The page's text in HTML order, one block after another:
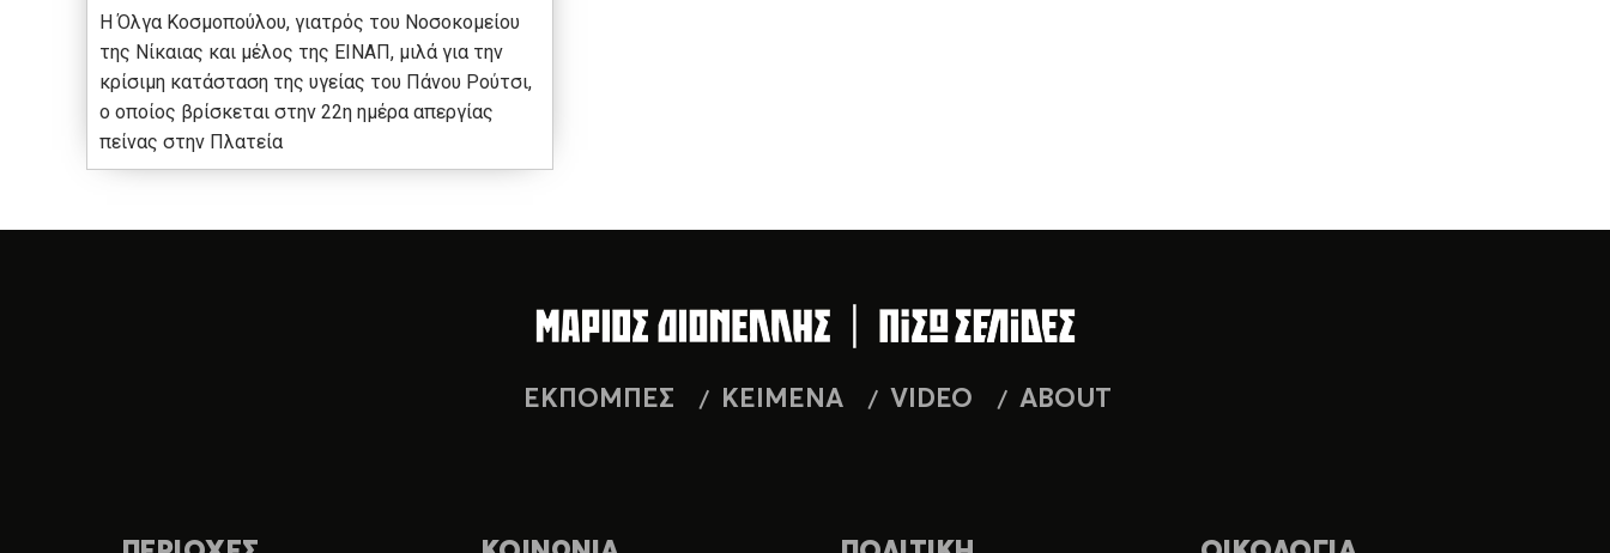
Η Όλγα Κοσμοπούλου, γιατρός του Νοσοκομείου
της Νίκαιας και μέλος της ΕΙΝΑΠ, μιλά για την
κρίσιμη κατάσταση της υγείας του Πάνου Ρούτσι,
ο οποίος βρίσκεται στην 22η ημέρα απεργίας
πείνας στην Πλατεία
ΕΚΠΟΜΠΕΣ ΚΕΙΜΕΝΑ VIDEO ABOUT